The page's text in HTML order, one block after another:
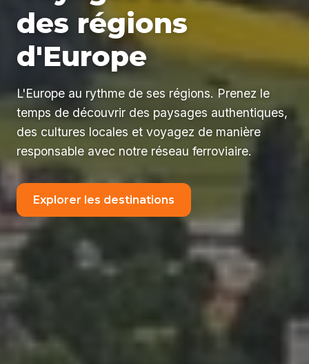
des régions
d'Europe
L'Europe au rythme de ses régions. Prenez le
temps de découvrir des paysages authentiques,
des cultures locales et voyagez de manière
responsable avec notre réseau ferroviaire.
Explorer les destinations